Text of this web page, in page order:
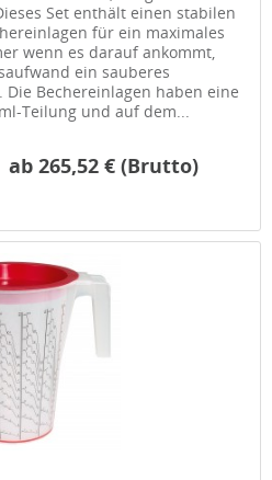
Set enthält einen stabilen
für ein maximales
wenn es darauf ankommt,
ein sauberes
Bechereinlagen haben eine
Teilung und auf dem...
265,52 € (Brutto)